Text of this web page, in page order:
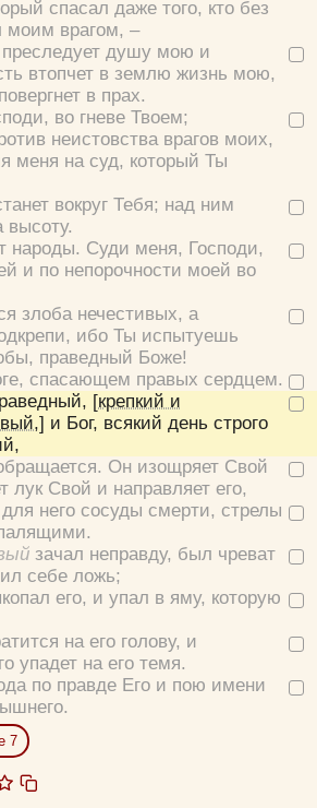
спасал даже того, кто без
моим врагом, –
преследует душу мою и
втопчет в землю жизнь мою,
в прах.
во гневе Твоем;
неистовства врагов моих,
меня на суд, который Ты
вокруг Тебя; над ним
высоту.
народы. Суди меня, Господи,
и по непорочности моей во
злоба нечестивых, а
ибо Ты испытуешь
праведный Боже!
спасающем правых сердцем.
[крепкий и
и Бог, всякий день строго
Он изощряет Свой
лук Свой и направляет его,
для него сосуды смерти, стрелы
зачал неправду, был чреват
себе ложь;
его, и упал в яму, которую
на его голову, и
упадет на его темя.
по правде Его и пою имени
7